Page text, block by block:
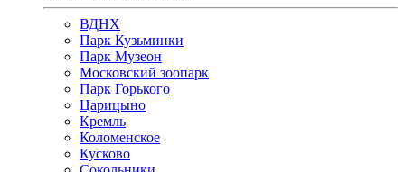
ВДНХ
Парк Кузьминки
Парк Музеон
Московский зоопарк
Парк Горького
Царицыно
Кремль
Коломенское
Кусково